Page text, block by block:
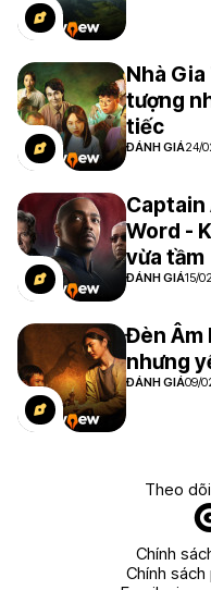
Nhà
tượng
tiếc
ĐÁNH GIÁ24/
Captain
Word -
vừa tầm
ĐÁNH GIÁ15/02
Đèn Âm
nhưng
ĐÁNH GIÁ09/
Theo
Chính
Chính